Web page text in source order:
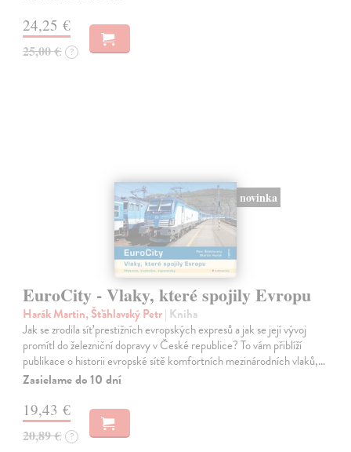
24,25 €
25,00 € ?
novinka
EuroCity - Vlaky, které spojily Evropu
Harák Martin, Šťáhlavský Petr| Kniha
Jak se zrodila síť prestižních evropských expresů a jak se její vývoj
promítl do železniční dopravy v České republice? To vám přiblíží
publikace o historii evropské sítě komfortních mezinárodních vlaků,…
Zasielame do 10 dní
19,43 €
20,89 € ?